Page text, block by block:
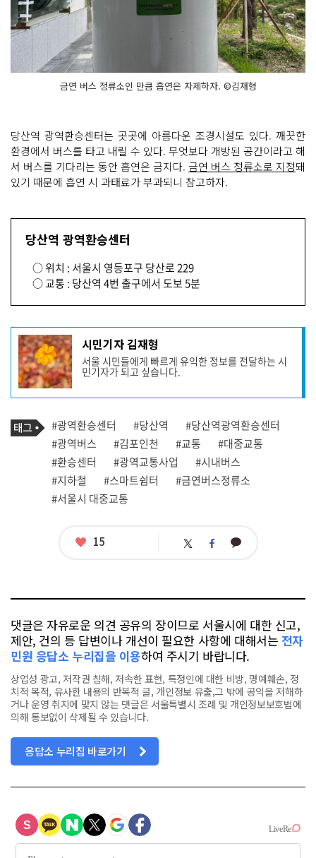
금연 버스 정류소인 만큼 흡연은 자제하자. ©김재형
당산역 광역환승센터는 곳곳에 아름다운 조경시설도 있다. 깨끗한
환경에서 버스를 타고 내릴 수 있다. 무엇보다 개방된 공간이라고 해
서 버스를 기다리는 동안 흡연은 금지다. 금연 버스 정류소로 지정돼
있기 때문에 흡연 시 과태료가 부과되니 참고하자.
당산역 광역환승센터
○ 위치 : 서울시 영등포구 당산로 229
○ 교통 : 당산역 4번 출구에서 도보 5분
기
사
작
성
자
프
필
시민기자 김재형
서울 시민들에게 빠르게 유익한 정보를 전달하는 시
민기자가 되고 싶습니다.
기
사
관
련
태
그
태
그
#광역환승센터 #당산역
#당산역광역환승센터
#광역버스
#김포인천 #교통
#대중교통
#환승센터
#광역교통사업
#시내버스
#지하철
#스마트쉼터
#금연버스정류소
#서울시 대중교통
좋
15 트 페 카
댓글은 자유로운 의견 공유의 장이므로 서울시에 대한 신고,
제안, 건의 등 답변이나 개선이 필요한 사항에 대해서는 전자
민원 응답소 누리집을 이용하여 주시기 바랍니다.
상업성 광고, 저작권 침해, 저속한 표현, 특정인에 대한 비방, 명예훼손, 정
치적 목적, 유사한 내용의 반복적 글, 개인정보 유출,그 밖에 공익을 저해하
거나 운영 취지에 맞지 않는 댓글은 서울특별시 조례 및 개인정보보호법에
의해 통보없이 삭제될 수 있습니다.
응답소 누리집 바로가기